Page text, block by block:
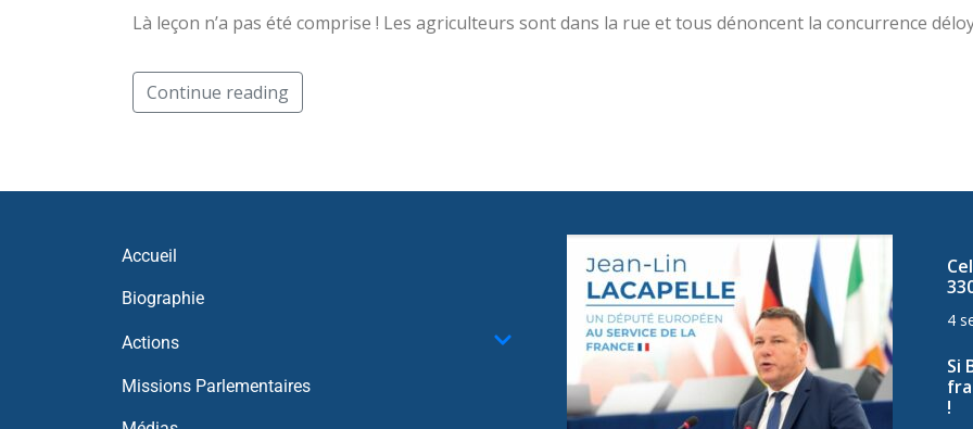
Là leçon n’a pas été comprise ! Les agriculteurs sont dans la rue et tous dénoncent la concurrence
Continue reading
Accueil
Biographie
Actions
Missions Parlementaires
4
Si
!